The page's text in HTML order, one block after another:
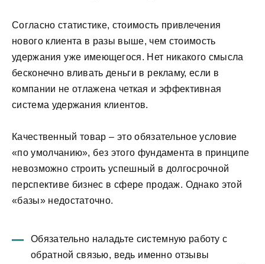
Согласно статистике, стоимость привлечения
нового клиента в разы выше, чем стоимость
удержания уже имеющегося. Нет никакого смысла
бесконечно вливать деньги в рекламу, если в
компании не отлажена четкая и эффективная
система удержания клиентов.
Качественный товар – это обязательное условие
«по умолчанию», без этого фундамента в принципе
невозможно строить успешный в долгосрочной
перспективе бизнес в сфере продаж. Однако этой
«базы» недостаточно.
Обязательно наладьте системную работу с
обратной связью, ведь именно отзывы